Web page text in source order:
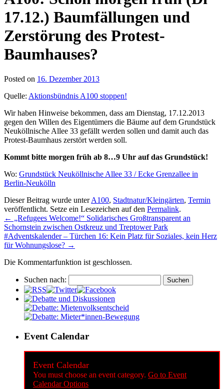
17.12.) Baumfällungen und
Zerstörung des Protest-
Baumhauses?
Posted on 16. Dezember 2013
Quelle: Aktionsbündnis A100 stoppen!
Wir haben Hinweise bekommen, dass am Dienstag, 17.12.2013
gegen den Willen des Eigentümers die Bäume auf dem Grundstück
Neuköllnische Allee 33 gefällt werden sollen und damit auch das
Protest-Baumhaus zerstört werden soll.
Kommt bitte morgen früh ab 8…9 Uhr auf das Grundstück!
Wo: Grundstück Neuköllnische Allee 33 / Ecke Grenzallee in
Berlin-Neukölln
Dieser Beitrag wurde unterA100, Stadtnatur/Kleingärten, Termin
veröffentlicht. Setze ein Lesezeichen auf den Permalink.
← „Refugees Welcome!“ Solidarisches Großtransparent an
Schornstein zwischen Ostkreuz und Treptower Park
#Adventskalender – Türchen 16: Kein Platz für Soziales, kein Herz
für Wohnungslose? →
Die Kommentarfunktion ist geschlossen.
Suchen nach:
Event Calendar
Event Calendar
You must choose an event category. Go to Event
Calendar Options